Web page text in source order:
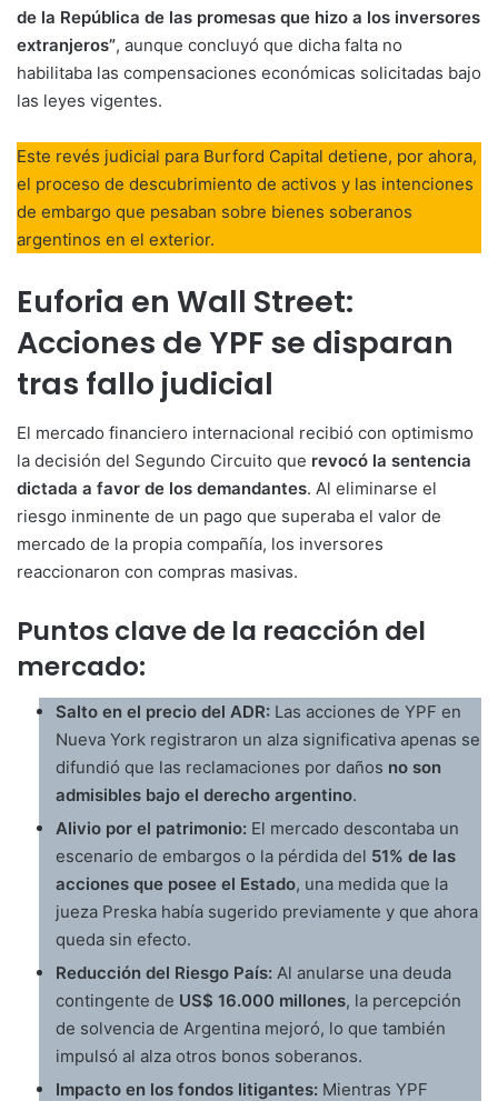
de la República de las promesas que hizo a los inversores
extranjeros”, aunque concluyó que dicha falta no
habilitaba las compensaciones económicas solicitadas bajo
las leyes vigentes.
Este revés judicial para Burford Capital detiene, por ahora,
el proceso de descubrimiento de activos y las intenciones
de embargo que pesaban sobre bienes soberanos
argentinos en el exterior.
Euforia en Wall Street:
Acciones de YPF se disparan
tras fallo judicial
El mercado financiero internacional recibió con optimismo
la decisión del Segundo Circuito que revocó la sentencia
dictada a favor de los demandantes. Al eliminarse el
riesgo inminente de un pago que superaba el valor de
mercado de la propia compañía, los inversores
reaccionaron con compras masivas.
Puntos clave de la reacción del
mercado:
Salto en el precio del ADR: Las acciones de YPF en
Nueva York registraron un alza significativa apenas se
difundió que las reclamaciones por daños no son
admisibles bajo el derecho argentino.
Alivio por el patrimonio: El mercado descontaba un
escenario de embargos o la pérdida del 51% de las
acciones que posee el Estado, una medida que la
jueza Preska había sugerido previamente y que ahora
queda sin efecto.
Reducción del Riesgo País: Al anularse una deuda
contingente de US$ 16.000 millones, la percepción
de solvencia de Argentina mejoró, lo que también
impulsó al alza otros bonos soberanos.
Impacto en los fondos litigantes: Mientras YPF